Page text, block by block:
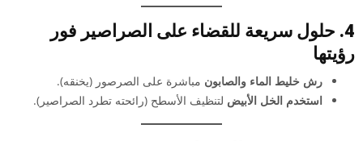
4. حلول سريعة للقضاء على الصراصير فور
رؤيتها
رش خليط الماء والصابون مباشرة على الصرصور (يخنقه).
استخدم الخل الأبيض لتنظيف الأسطح (رائحته تطرد الصراصير).